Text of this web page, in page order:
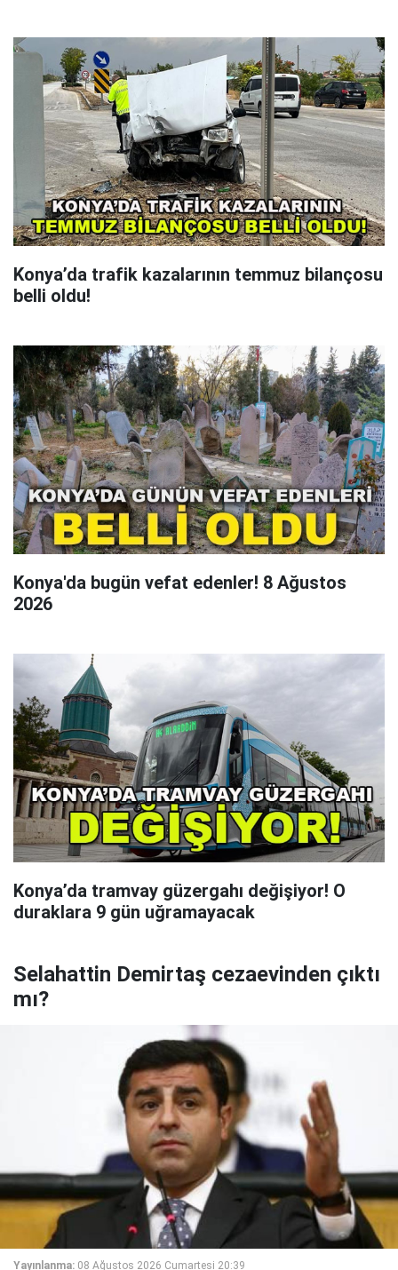
Konya’da trafik kazalarının temmuz bilançosu
belli oldu!
Konya'da bugün vefat edenler! 8 Ağustos
2026
Konya’da tramvay güzergahı değişiyor! O
duraklara 9 gün uğramayacak
Selahattin Demirtaş cezaevinden çıktı
mı?
Yayınlanma: 08 Ağustos 2026 Cumartesi 20:39